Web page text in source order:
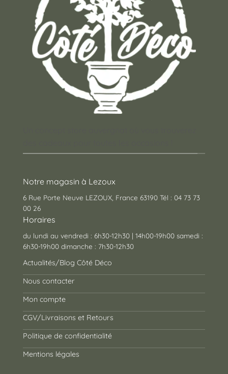
Notre magasin à Lezoux
6 Rue Porte Neuve LEZOUX, France 63190 Tél : 04 73 73
00 26
Horaires
du lundi au vendredi : 6h30-12h30 | 14h00-19h00 samedi :
6h30-19h00 dimanche : 7h30-12h30
Actualités/Blog Côté Déco
Nous contacter
Mon compte
CGV/Livraisons et Retours
Politique de confidentialité
Mentions légales